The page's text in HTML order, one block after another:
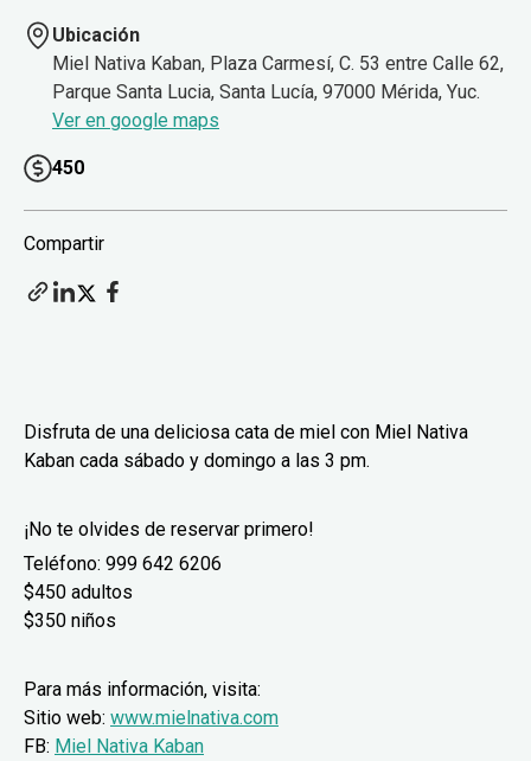
Ubicación
Miel Nativa Kaban, Plaza Carmesí, C. 53 entre Calle 62,
Parque Santa Lucia, Santa Lucía, 97000 Mérida, Yuc.
Ver en google maps
450
Compartir
Disfruta de una deliciosa cata de miel con Miel Nativa
Kaban cada sábado y domingo a las 3 pm.
¡No te olvides de reservar primero!
Teléfono: 999 642 6206
$450 adultos
$350 niños
Para más información, visita:
Sitio web: www.mielnativa.com
FB: Miel Nativa Kaban